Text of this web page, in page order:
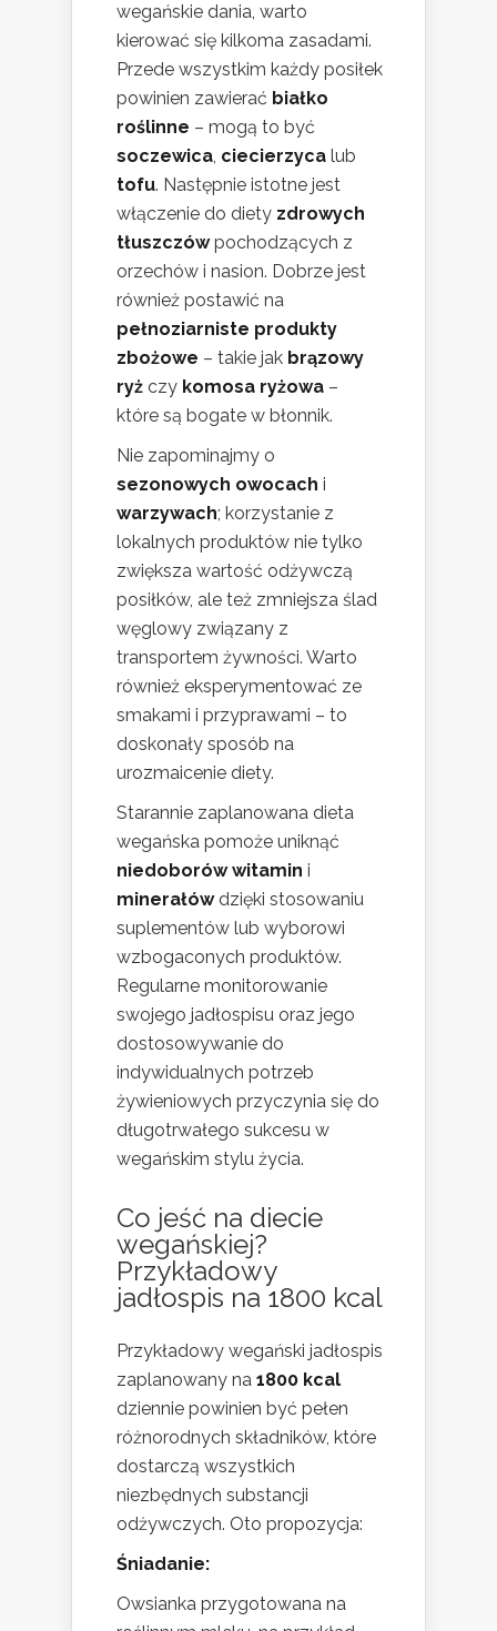
wegańskie dania, warto
kierować się kilkoma zasadami.
Przede wszystkim każdy posiłek
powinien zawierać białko
roślinne – mogą to być
soczewica, ciecierzyca lub
tofu. Następnie istotne jest
włączenie do diety zdrowych
tłuszczówpochodzących z
orzechów i nasion. Dobrze jest
również postawić na
pełnoziarniste produkty
zbożowe – takie jak brązowy
ryż czy komosa ryżowa –
które są bogate w błonnik.
Nie zapominajmy o
sezonowych owocach i
warzywach; korzystanie z
lokalnych produktów nie tylko
zwiększa wartość odżywczą
posiłków, ale też zmniejsza ślad
węglowy związany z
transportem żywności. Warto
również eksperymentować ze
smakami i przyprawami – to
doskonały sposób na
urozmaicenie diety.
Starannie zaplanowana dieta
wegańska pomoże uniknąć
niedoborów witamin i
minerałówdzięki stosowaniu
suplementów lub wyborowi
wzbogaconych produktów.
Regularne monitorowanie
swojego jadłospisu oraz jego
dostosowywanie do
indywidualnych potrzeb
żywieniowych przyczynia się do
długotrwałego sukcesu w
wegańskim stylu życia.
Co jeść na diecie
wegańskiej?
Przykładowy
jadłospis na 1800 kcal
Przykładowy wegański jadłospis
zaplanowany na 1800 kcal
dziennie powinien być pełen
różnorodnych składników, które
dostarczą wszystkich
niezbędnych substancji
odżywczych. Oto propozycja:
Śniadanie:
Owsianka przygotowana na